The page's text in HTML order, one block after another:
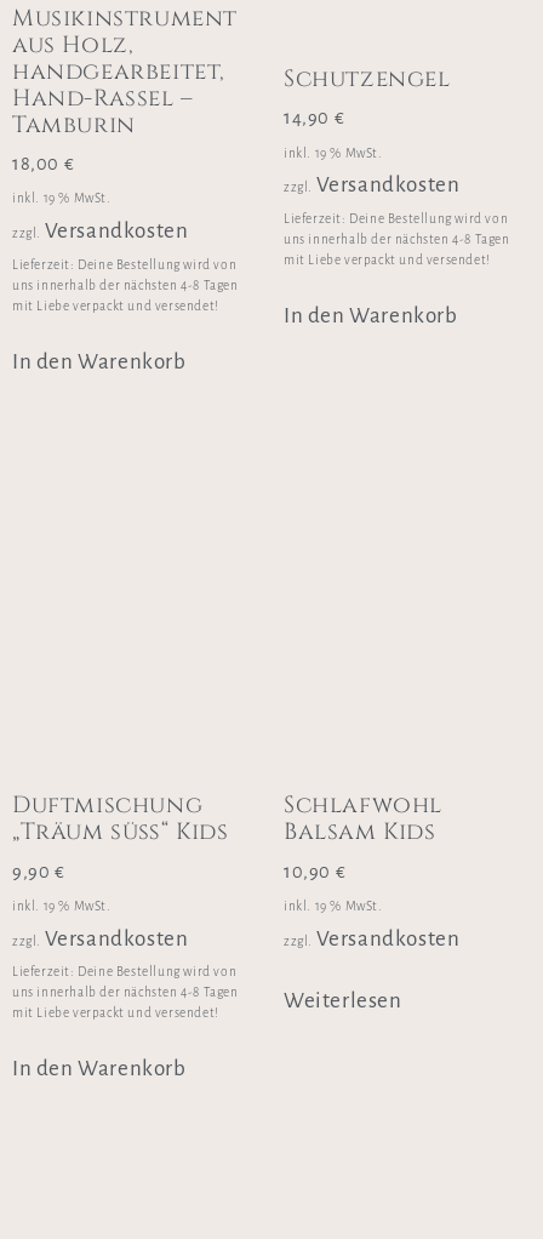
Musikinstrument
aus Holz,
handgearbeitet,
Hand-Rassel –
Tamburin
18,00 €
inkl. 19 % MwSt.
zzgl. Versandkosten
Lieferzeit: Deine Bestellung wird von
uns innerhalb der nächsten 4-8 Tagen
mit Liebe verpackt und versendet!
In den Warenkorb
Schutzengel
14,90 €
inkl. 19 % MwSt.
zzgl. Versandkosten
Lieferzeit: Deine Bestellung wird von
uns innerhalb der nächsten 4-8 Tagen
mit Liebe verpackt und versendet!
In den Warenkorb
Duftmischung
„Träum süß“ Kids
9,90 €
inkl. 19 % MwSt.
zzgl. Versandkosten
Lieferzeit: Deine Bestellung wird von
uns innerhalb der nächsten 4-8 Tagen
mit Liebe verpackt und versendet!
In den Warenkorb
Schlafwohl
Balsam Kids
10,90 €
inkl. 19 % MwSt.
zzgl. Versandkosten
Weiterlesen